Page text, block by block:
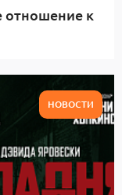
отношение к
НОВОСТИ